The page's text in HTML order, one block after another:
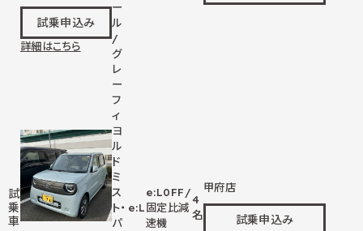
試乗申込み
詳細はこちら
ー
ル
/
グ
レ
ー
試
乗
車
フ
ィ
ヨ
ル
ド
ミ
ス
ト・
パ
e:L
e:L0FF/
固定比減
速機
4
名
甲府店
試乗申込み